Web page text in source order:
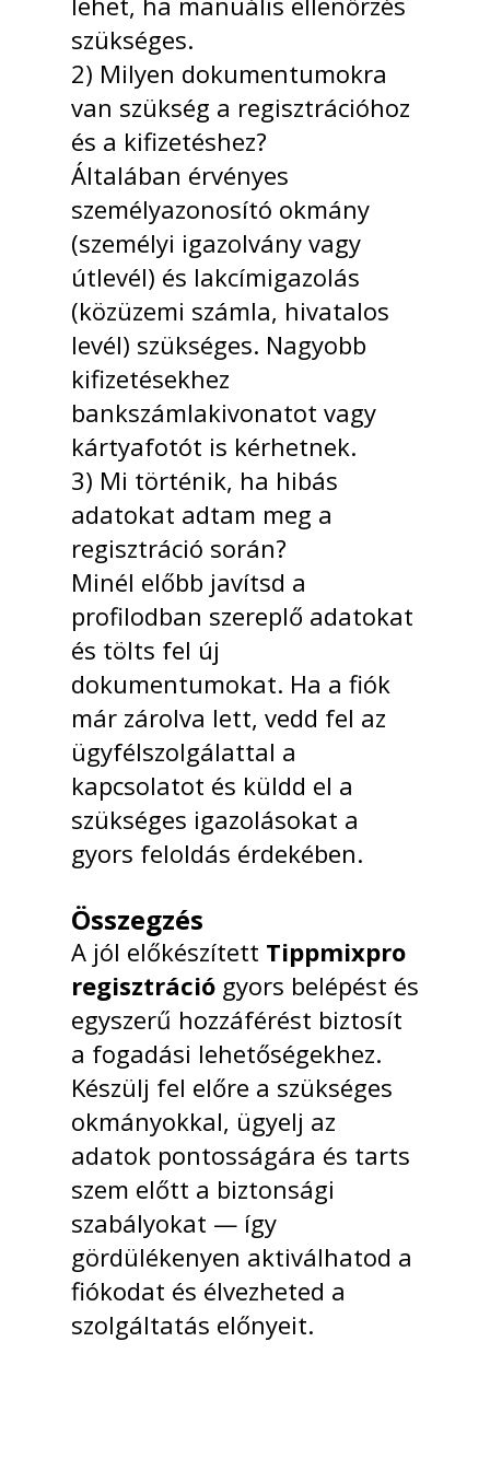
szükséges.
2) Milyen dokumentumokra
van szükség a regisztrációhoz
és a kifizetéshez?
Általában érvényes
személyazonosító okmány
(személyi igazolvány vagy
útlevél) és lakcímigazolás
(közüzemi számla, hivatalos
levél) szükséges. Nagyobb
kifizetésekhez
bankszámlakivonatot vagy
kártyafotót is kérhetnek.
3) Mi történik, ha hibás
adatokat adtam meg a
regisztráció során?
Minél előbb javítsd a
profilodban szereplő adatokat
és tölts fel új
dokumentumokat. Ha a fiók
már zárolva lett, vedd fel az
ügyfélszolgálattal a
kapcsolatot és küldd el a
szükséges igazolásokat a
gyors feloldás érdekében.
Összegzés
A jól előkészített Tippmixpro
regisztráció gyors belépést és
egyszerű hozzáférést biztosít
a fogadási lehetőségekhez.
Készülj fel előre a szükséges
okmányokkal, ügyelj az
adatok pontosságára és tarts
szem előtt a biztonsági
szabályokat — így
gördülékenyen aktiválhatod a
fiókodat és élvezheted a
szolgáltatás előnyeit.